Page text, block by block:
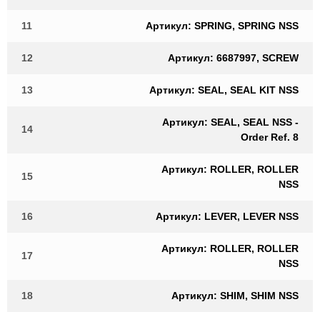
11 Артикул: SPRING, SPRING NSS
12 Артикул: 6687997, SCREW
13 Артикул: SEAL, SEAL KIT NSS
14
Артикул: SEAL, SEAL NSS -
Order Ref. 8
15
Артикул: ROLLER, ROLLER
NSS
16 Артикул: LEVER, LEVER NSS
17
Артикул: ROLLER, ROLLER
NSS
18 Артикул: SHIM, SHIM NSS